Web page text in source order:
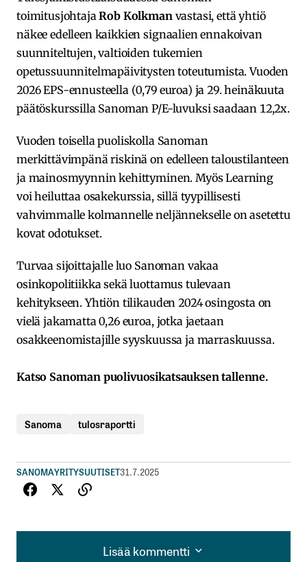
toimitusjohtajaRob Kolkmanvastasi, että yhtiö
näkee edelleen kaikkien signaalien ennakoivan
suunniteltujen, valtioiden tukemien
opetussuunnitelmapäivitysten toteutumista. Vuoden
2026 EPS-ennusteella (0,79 euroa) ja 29. heinäkuuta
päätöskurssilla Sanoman P/E-luvuksi saadaan 12,2x.
Vuoden toisella puoliskolla Sanoman
merkittävimpänä riskinä on edelleen taloustilanteen
ja mainosmyynnin kehittyminen. Myös Learning
voi heiluttaa osakekurssia, sillä tyypillisesti
vahvimmalle kolmannelle neljännekselle on asetettu
kovat odotukset.
Turvaa sijoittajalle luo Sanoman vakaa
osinkopolitiikka sekä luottamus tulevaan
kehitykseen. Yhtiön tilikauden 2024 osingosta on
vielä jakamatta 0,26 euroa, jotka jaetaan
osakkeenomistajille syyskuussa ja marraskuussa.
Katso Sanoman puolivuosikatsauksen tallenne.
Sanoma tulosraportti
SANOMAYRITYSUUTISET31.7.2025
Lisää kommentti